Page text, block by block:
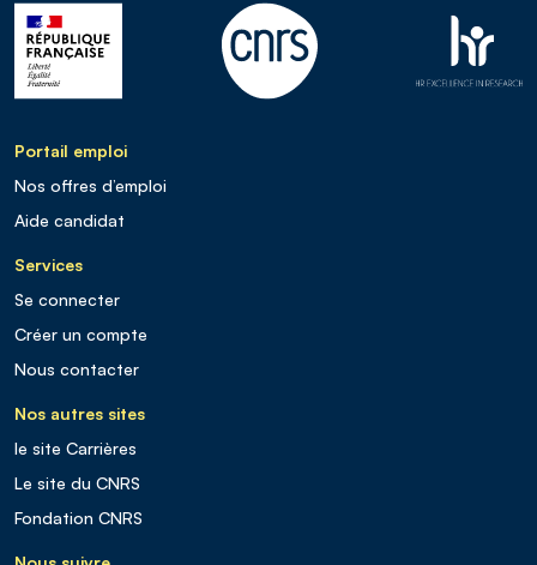
Portail emploi
Nos offres d’emploi
Aide candidat
Services
Se connecter
Créer un compte
Nous contacter
Nos autres sites
le site Carrières
Le site du CNRS
Fondation CNRS